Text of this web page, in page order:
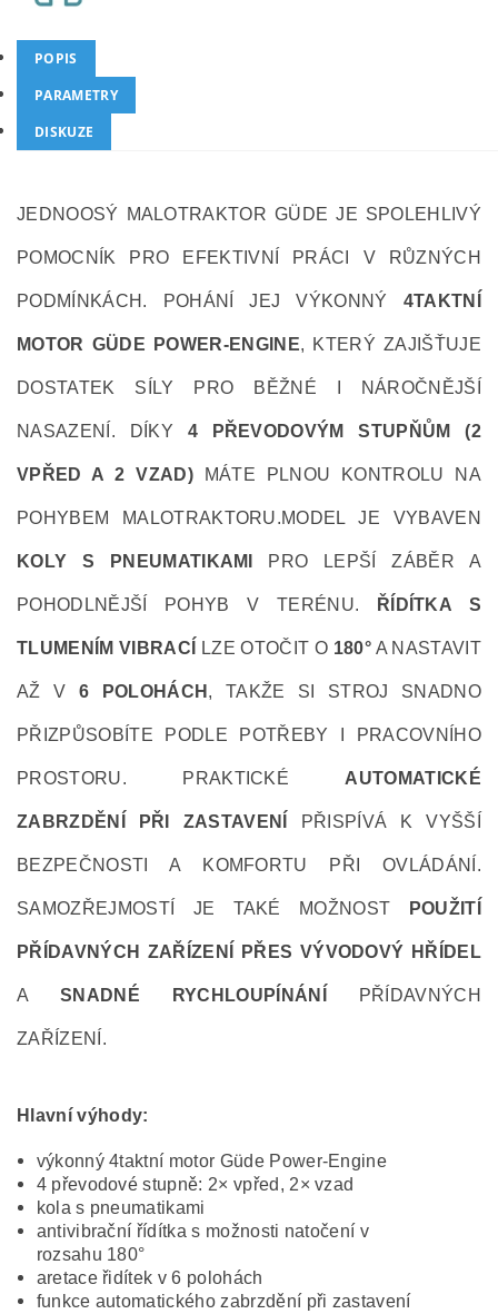
POPIS
PARAMETRY
DISKUZE
JEDNOOSÝ MALOTRAKTOR GÜDE JE SPOLEHLIVÝ
POMOCNÍK PRO EFEKTIVNÍ PRÁCI V RŮZNÝCH
PODMÍNKÁCH. POHÁNÍ JEJ VÝKONNÝ 4TAKTNÍ
MOTOR GÜDE POWER-ENGINE, KTERÝ ZAJIŠŤUJE
DOSTATEK SÍLY PRO BĚŽNÉ I NÁROČNĚJŠÍ
NASAZENÍ. DÍKY 4 PŘEVODOVÝM STUPŇŮM (2
VPŘED A 2 VZAD) MÁTE PLNOU KONTROLU NA
POHYBEM MALOTRAKTORU.MODEL JE VYBAVEN
KOLY S PNEUMATIKAMI PRO LEPŠÍ ZÁBĚR A
POHODLNĚJŠÍ POHYB V TERÉNU. ŘÍDÍTKA S
TLUMENÍM VIBRACÍ LZE OTOČIT O 180° A NASTAVIT
AŽ V 6 POLOHÁCH , TAKŽE SI STROJ SNADNO
PŘIZPŮSOBÍTE PODLE POTŘEBY I PRACOVNÍHO
PROSTORU. PRAKTICKÉ AUTOMATICKÉ
ZABRZDĚNÍ PŘI ZASTAVENÍ PŘISPÍVÁ K VYŠŠÍ
BEZPEČNOSTI A KOMFORTU PŘI OVLÁDÁNÍ.
SAMOZŘEJMOSTÍ JE TAKÉ MOŽNOST POUŽITÍ
PŘÍDAVNÝCH ZAŘÍZENÍ PŘES VÝVODOVÝ HŘÍDEL
ASNADNÉ RYCHLOUPÍNÁNÍ PŘÍDAVNÝCH
ZAŘÍZENÍ.
Hlavní výhody:
výkonný 4taktní motor Güde Power-Engine
4 převodové stupně: 2× vpřed, 2× vzad
kola s pneumatikami
antivibrační řídítka s možnosti natočení v
rozsahu 180°
aretace řidítek v 6 polohách
funkce automatického zabrzdění při zastavení